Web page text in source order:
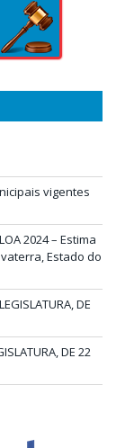
vigentes
2024 – Estima
Estado do
DE
DE 22